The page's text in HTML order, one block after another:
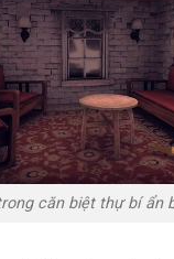
căn biệt thự bí ẩn